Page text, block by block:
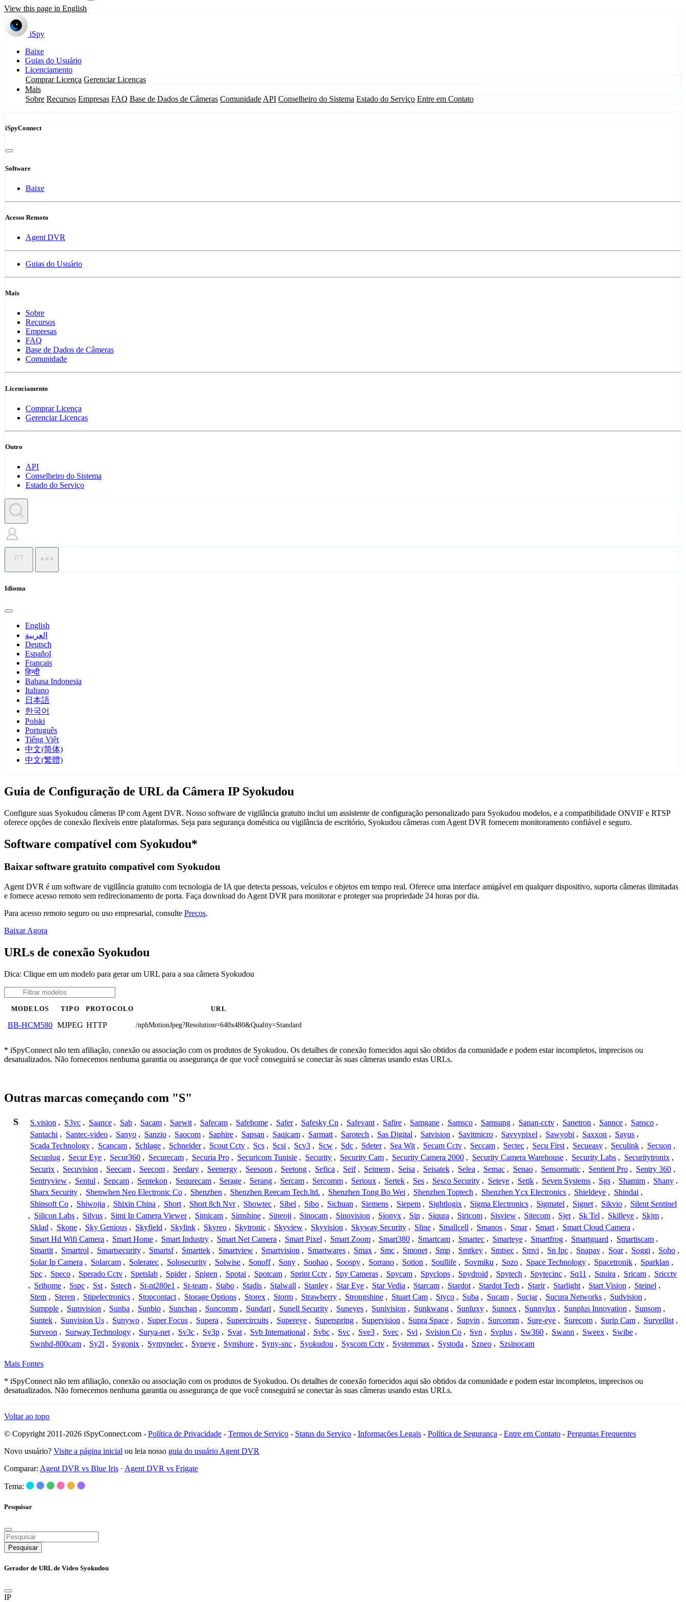
View this page in English
iSpy
Baixe
Guias do Usuário
Licenciamento
Comprar Licença Gerenciar Licenças
Mais
Sobre Recursos Empresas FAQ Base de Dados de Câmeras Comunidade API Conselheiro do Sistema Estado do Serviço Entre em Contato
iSpyConnect
Software
Baixe
Acesso Remoto
Agent DVR
Guias do Usuário
Mais
Sobre
Recursos
Empresas
FAQ
Base de Dados de Câmeras
Comunidade
Licenciamento
Comprar Licença
Gerenciar Licenças
Outro
API
Conselheiro do Sistema
Estado do Serviço
PT
Idioma
English
العربية
Deutsch
Español
Français
हिन्दी
Bahasa Indonesia
Italiano
日本語
한국어
Polski
Português
Tiếng Việt
中文(简体)
中文(繁體)
Guia de Configuração de URL da Câmera IP Syokudou
Configure suas Syokudou câmeras IP com Agent DVR. Nosso software de vigilância gratuito inclui um assistente de configuração personalizado para Syokudou modelos, e a compatibilidade ONVIF e RTSP
oferece opções de conexão flexíveis entre plataformas. Seja para segurança doméstica ou vigilância de escritório, Syokudou câmeras com Agent DVR fornecem monitoramento confiável e seguro.
Software compatível com Syokudou*
Baixar software gratuito compatível com Syokudou
Agent DVR é um software de vigilância gratuito com tecnologia de IA que detecta pessoas, veículos e objetos em tempo real. Oferece uma interface amigável em qualquer dispositivo, suporta câmeras ilimitadas
e fornece acesso remoto sem redirecionamento de porta. Faça download do Agent DVR para monitorar e proteger sua propriedade 24 horas por dia.
Para acesso remoto seguro ou uso empresarial, consulte Preços.
Baixar Agora
URLs de conexão Syokudou
Dica: Clique em um modelo para gerar um URL para a sua câmera Syokudou
MODELOS TIPO PROTOCOLO URL
BB-HCM580 MJPEG HTTP /nphMotionJpeg?Resolution=640x480&Quality=Standard
* iSpyConnect não tem afiliação, conexão ou associação com os produtos de Syokudou. Os detalhes de conexão fornecidos aqui são obtidos da comunidade e podem estar incompletos, imprecisos ou
desatualizados. Não fornecemos nenhuma garantia ou assegurança de que você conseguirá se conectar às suas câmeras usando estas URLs.
Outras marcas começando com "S"
S S.vision , S3vc , Saance , Sab , Sacam , Saewit , Safecam , Safehome , Safer , Safesky Cn , Safevant , Safire , Samgane , Samsco , Samsung , Sanan-cctv , Sanetron , Sannce , Sansco ,
Santachi , Santec-video , Sanyo , Sanzio , Saocom , Saphire , Sapsan , Saqicam , Sarmatt , Sarotech , Sas Digital , Satvision , Savitmicro , Savvypixel , Sawyobi , Saxxon , Sayus ,
Scada Technology , Scancam , Schlage , Schneider , Scout Cctv , Scs , Scsi , Scv3 , Scw , Sdc , Sdeter , Sea Wit , Secam Cctv , Seccam , Sectec , Secu First , Secueasy , Seculink , Secuon ,
Secuplug , Secur Eye , Secur360 , Securecam , Securia Pro , Securicom Tunisie , Security , Security Cam , Security Camera 2000 , Security Camera Warehouse , Security Labs , Securitytronix ,
Securix , Secuvision , Seecam , Seecom , Seedary , Seenergy , Seesoon , Seetong , Sefica , Seif , Seimem , Seisa , Seisatek , Selea , Semac , Senao , Sensormatic , Sentient Pro , Sentry 360 ,
Sentryview , Sentul , Sepcam , Septekon , Sequrecam , Serage , Serang , Sercam , Sercomm , Serioux , Sertek , Ses , Sesco Security , Seteye , Setik , Seven Systems , Sgs , Shamim , Shany ,
Sharx Security , Shenwhen Neo Electronic Co , Shenzhen , Shenzhen Reecam Tech.ltd. , Shenzhen Tong Bo Wei , Shenzhen Toptech , Shenzhen Ycx Electronics , Shieldeye , Shindai ,
Shinsoft Co , Shiwojia , Shixin China , Short , Short 8ch Nvr , Showtec , Sibel , Sibo , Sichuan , Siemens , Siepem , Sightlogix , Sigma Electronics , Sigmatel , Signet , Sikvio , Silent Sentinel
, Silicon Labs , Silvus , Simi Ip Camera Viewer , Simicam , Simshine , Sineoji , Sinocam , Sinovision , Sionyx , Sip , Siqura , Siricom , Sisview , Sitecom , Sjet , Sk Tel , Skilleye , Skjm ,
Sklad , Skone , Sky Genious , Skyfield , Skylink , Skyreo , Skytronic , Skyview , Skyvision , Skyway Security , Sline , Smallcell , Smanos , Smar , Smart , Smart Cloud Camera ,
Smart Hd Wifi Camera , Smart Home , Smart Industry , Smart Net Camera , Smart Pixel , Smart Zoom , Smart380 , Smartcam , Smartec , Smarteye , Smartfrog , Smartguard , Smartiscam ,
Smartit , Smartrol , Smartsecurity , Smartsf , Smarttek , Smartview , Smartvision , Smartwares , Smax , Smc , Smonet , Smp , Smtkey , Smtsec , Smvi , Sn Ipc , Snapav , Soar , Soggi , Soho ,
Solar Ip Camera , Solarcam , Soleratec , Solosecurity , Solwise , Sonoff , Sony , Soohao , Soospy , Sorrano , Sotion , Soullife , Sovmiku , Sozo , Space Technology , Spacetronik , Sparklan ,
Spc , Speco , Sperado Cctv , Spetslab , Spider , Spigen , Spotai , Spotcam , Sprint Cctv , Spy Cameras , Spycam , Spyclops , Spydroid , Spytech , Spytecinc , Sq11 , Squira , Sricam , Sricctv
, Srihome , Sspc , Sst , Sstech , St-nt280e1 , St-team , Stabo , Stadis , Stalwall , Stanley , Star Eye , Star Vedia , Starcam , Stardot , Stardot Tech , Starir , Starlight , Start Vision , Steinel ,
Stem , Steren , Stipelectronics , Stopcontact , Storage Options , Storex , Storm , Strawberry , Strongshine , Stuart Cam , Styco , Suba , Sucam , Sucjar , Sucura Networks , Sudvision ,
Sumpple , Sumvision , Sunba , Sunbio , Sunchan , Suncomm , Sundari , Sunell Security , Suneyes , Sunivision , Sunkwang , Sunluxy , Sunnex , Sunnylux , Sunplus Innovation , Sunsom ,
Suntek , Sunvision Us , Sunywo , Super Focus , Supera , Supercircuits , Supereye , Superspring , Supervision , Supra Space , Supvin , Surcomm , Sure-eye , Surecom , Surip Cam , Surveilist ,
Surveon , Surway Technology , Surya-net , Sv3c , Sv3p , Svat , Svb International , Svbc , Svc , Sve3 , Svec , Svi , Svision Co , Svn , Svplus , Sw360 , Swann , Sweex , Swibe ,
Swnhd-800cam , Sy2l , Sygonix , Symynelec , Syneye , Synshore , Syny-snc , Syokudou , Syscom Cctv , Systemmax , Systoda , Szneo , Szsinocam
Mais Fontes
* iSpyConnect não tem afiliação, conexão ou associação com os produtos de Syokudou. Os detalhes de conexão fornecidos aqui são obtidos da comunidade e podem estar incompletos, imprecisos ou
desatualizados. Não fornecemos nenhuma garantia ou assegurança de que você conseguirá se conectar às suas câmeras usando estas URLs.
Voltar ao topo
© Copyright 2011-2026 iSpyConnect.com - Política de Privacidade - Termos de Serviço - Status do Serviço - Informações Legais - Política de Segurança - Entre em Contato - Perguntas Frequentes
Novo usuário? Visite a página inicial ou leia nosso guia do usuário Agent DVR
Comparar: Agent DVR vs Blue Iris · Agent DVR vs Frigate
Tema:
Pesquisar
Pesquisar
Gerador de URL de Vídeo Syokudou
IP